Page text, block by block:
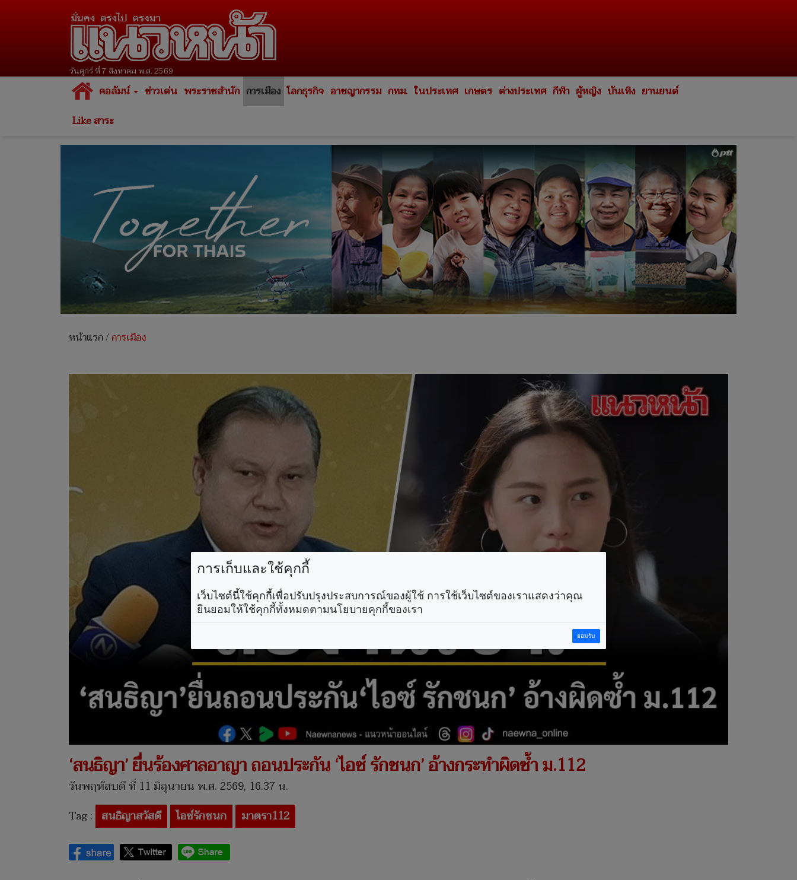
วันศุกร์ ที่ 7 สิงหาคม พ.ศ. 2569
คอลัมน์ ข่าวเด่น พระราชสำนัก การเมือง โลกธุรกิจ อาชญากรรม กทม. ในประเทศ เกษตร ต่างประเทศ กีฬา ผู้หญิง บันเทิง ยานยนต์
Like สาระ
หน้าแรก/การเมือง
‘สนธิญา’ ยื่นร้องศาลอาญา ถอนประกัน ‘ไอซ์ รักชนก’ อ้างกระทำผิดซ้ำ ม.112
วันพฤหัสบดี ที่ 11 มิถุนายน พ.ศ. 2569, 16.37 น.
Tag : สนธิญาสวัสดี ไอซ์รักชนก มาตรา112
การเก็บและใช้คุกกี้
เว็บไซต์นี้ใช้คุกกี้เพื่อปรับปรุงประสบการณ์ของผู้ใช้ การใช้เว็บไซต์ของเราแสดงว่าคุณ
ยินยอมให้ใช้คุกกี้ทั้งหมดตามนโยบายคุกกี้ของเรา
ยอมรับ